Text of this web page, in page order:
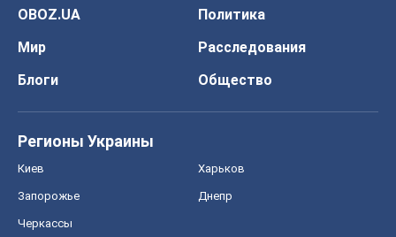
OBOZ.UA
Политика
Мир
Расследования
Блоги
Общество
Регионы Украины
Киев Харьков
Запорожье Днепр
Черкассы